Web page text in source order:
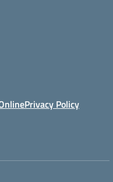
Privacy Policy